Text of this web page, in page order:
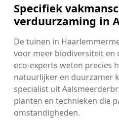
Specifiek
verduurzaming in
De tuinen in
voor meer biodiversiteit en
eco-experts weten precies
natuurlijker en duurzamer
specialist uit
planten en technieken die
omstandigheden.